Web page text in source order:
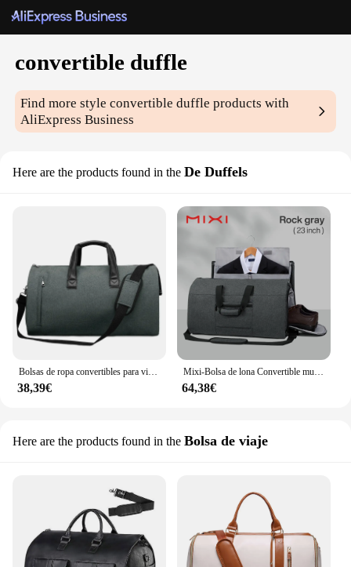
convertible duffle
Find more styleconvertible duffleproducts with
AliExpress Business
Here are the products found in the De Duffels
Bolsas de ropa convertibles para viaje, bolsa de lona de gran capacidad con bolsa de zapatos, equipaje de viaje de negocios de fin de semana, XM130
38,39€
Mixi-Bolsa de lona Convertible multifuncional para ropa, bolsa de almacenamiento de traje con bolsa de zapatos, equipaje de transporte de gran capacidad para viajes
64,38€
Here are the products found in the Bolsa de viaje